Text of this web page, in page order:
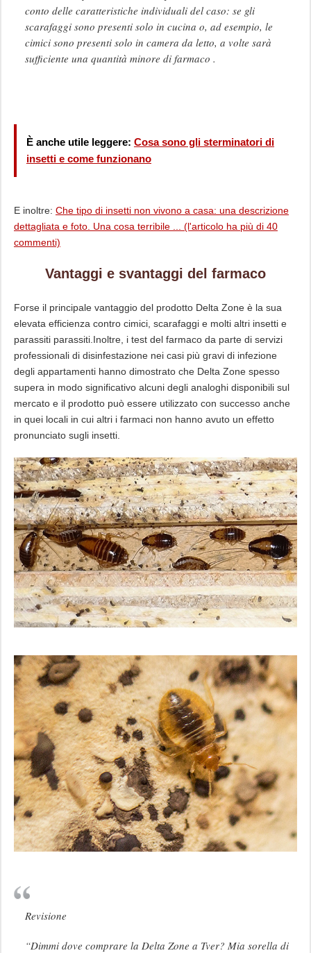
conto delle caratteristiche individuali del caso: se gli
scarafaggi sono presenti solo in cucina o, ad esempio, le
cimici sono presenti solo in camera da letto, a volte sarà
sufficiente una quantità minore di farmaco .
È anche utile leggere: Cosa sono gli sterminatori di
insetti e come funzionano
E inoltre: Che tipo di insetti non vivono a casa: una descrizione
dettagliata e foto. Una cosa terribile ... (l'articolo ha più di 40
commenti)
Vantaggi e svantaggi del farmaco
Forse il principale vantaggio del prodotto Delta Zone è la sua
elevata efficienza contro cimici, scarafaggi e molti altri insetti e
parassiti parassiti.Inoltre, i test del farmaco da parte di servizi
professionali di disinfestazione nei casi più gravi di infezione
degli appartamenti hanno dimostrato che Delta Zone spesso
supera in modo significativo alcuni degli analoghi disponibili sul
mercato e il prodotto può essere utilizzato con successo anche
in quei locali in cui altri i farmaci non hanno avuto un effetto
pronunciato sugli insetti.
Revisione
“Dimmi dove comprare la Delta Zone a Tver? Mia sorella di